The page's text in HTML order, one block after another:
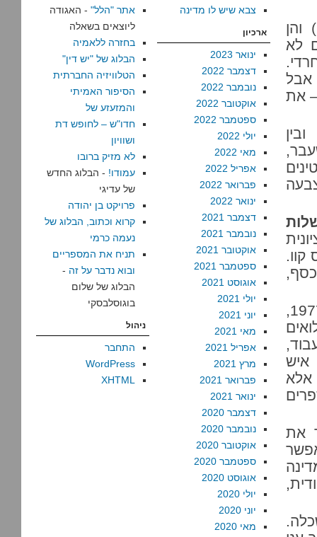
והן
לא
אבל
– את
האוטונומיה הזו, במיוחד מאז עליית הליכוד לשלטון ב-1977,
איש
אלא
את
צבא שיש לו מדינה
ארכיון
ינואר 2023
דצמבר 2022
נובמבר 2022
אוקטובר 2022
ספטמבר 2022
יולי 2022
מאי 2022
אפריל 2022
פברואר 2022
ינואר 2022
דצמבר 2021
נובמבר 2021
אוקטובר 2021
ספטמבר 2021
אוגוסט 2021
יולי 2021
יוני 2021
מאי 2021
אפריל 2021
מרץ 2021
פברואר 2021
ינואר 2021
דצמבר 2020
נובמבר 2020
אוקטובר 2020
ספטמבר 2020
אוגוסט 2020
יולי 2020
יוני 2020
מאי 2020
אתר "הלל" - האגודה
ליוצאים בשאלה
בחזרה ללאמיה
הבלוג של "יש דין"
הטלוויזיה החברתית
הסיפור האמיתי
והמזעזע של
חדו"ש – לחופש דת
ושוויון
לא מזיק ברובו
עמודו! - הבלוג החדש
של עדיגי
פרויקט בן יהודה
קרוא וכתוב, הבלוג של
נעמה כרמי
תניח את המספריים
ובוא נדבר על זה -
הבלוג של שלום
בוגוסלבסקי
ניהול
התחבר
WordPress
XHTML